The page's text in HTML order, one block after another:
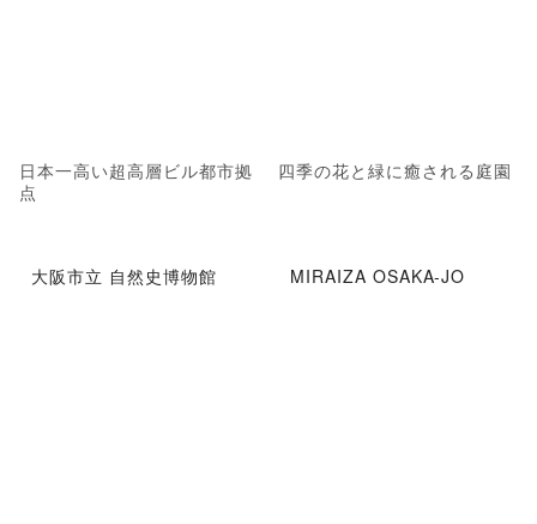
日本一高い超高層ビル都市拠
点
四季の花と緑に癒される庭園
大阪市立 自然史博物館 MIRAIZA OSAKA-JO